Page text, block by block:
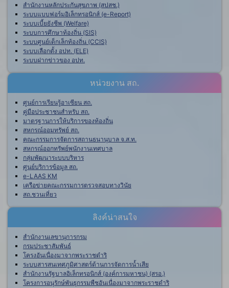
สำนักงานหลักประกันสุขภาพ (สปสช.)
ระบบแบบฟอร์มอิเล็กทรอนิกส์ (e-Report)
ระบบเบี้ยยังชีพ (Welfare)
ระบบการศึกษาท้องถิ่น (SIS)
ระบบศูนย์เด็กเล็กท้องถิ่น (CCIS)
ระบบเลือกตั้ง อปท. (ELE)
ระบบฝากข่าวของ อปท.
หน่วยงาน สถ.
ศูนย์การเรียนรู้อาเซียน สถ.
คู่มือประชาชนสำหรับ สถ.
มาตรฐานการให้บริการของท้องถิ่น
สหกรณ์ออมทรัพย์ สถ.
คณะกรรมการจัดการสถานธนานุบาล จ.ส.ท.
สหกรณ์ออกทรัพย์พนักงานเทศบาล
กลุ่มพัฒนาระบบบริหาร
ศูนย์บริการข้อมูล สถ.
e-LAAS KM
เครือข่ายคณะกรรมการตรวจสอบทางวินัย
สถ.ชวนเที่ยว
ลิงค์น่าสนใจ
สำนักงานเลขานุการกรม
กรมประชาสัมพันธ์
โครงอันเนื่องมาจากพระราชดำริ
ระบบสารสนเทศภูมิศาสตร์ด้านการจัดการน้ำเสีย
สำนักงานรัฐบาลอิเล็กทรอนิกส์ (องค์การมหาชน) (สรอ.)
โครงการอนุรักษ์พันธุกรรมพืชอันเนื่องมาจากพระราชดำริ